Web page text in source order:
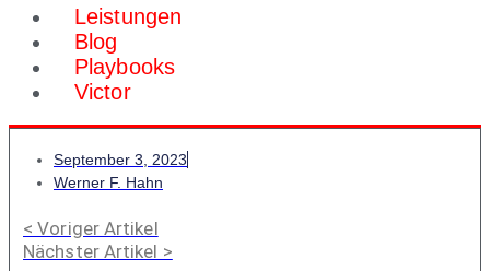
Leistungen
Blog
Playbooks
Victor
September 3, 2023
Werner F. Hahn
< Voriger Artikel
Nächster Artikel >